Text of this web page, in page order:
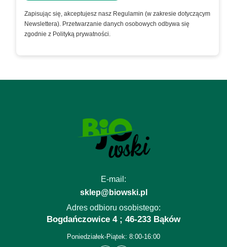
Zapisując się, akceptujesz nasz Regulamin (w zakresie dotyczącym
Newslettera). Przetwarzanie danych osobowych odbywa się
zgodnie z Polityką prywatności.
E-mail:
sklep@biowski.pl
Adres odbioru osobistego:
Bogdańczowice 4 ; 46-233 Bąków
Poniedziałek-Piątek: 8:00-16:00